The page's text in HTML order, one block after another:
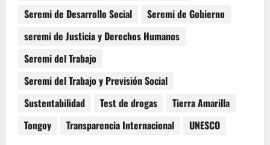
Seremi de Desarrollo Social
Seremi de Gobierno
seremi de Justicia y Derechos Humanos
Seremi del Trabajo
Seremi del Trabajo y Previsión Social
Sustentabilidad
Test de drogas
Tierra Amarilla
Tongoy
Transparencia Internacional UNESCO